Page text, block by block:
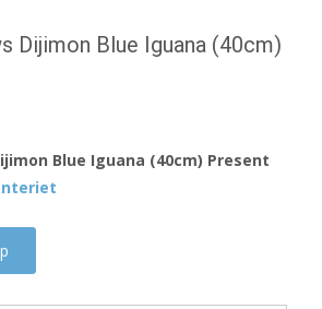
Dijimon Blue Iguana (40cm)
Blue Iguana (40cm) Present